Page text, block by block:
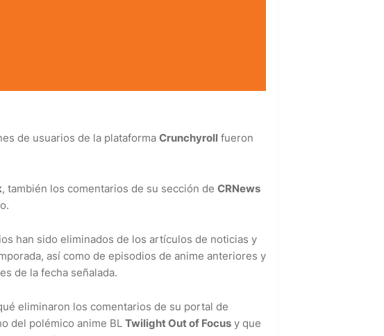
de usuarios de la plataforma Crunchyroll fueron
, también los comentarios de su sección de CRNews
han sido eliminados de los artículos de noticias y
así como de episodios de anime anteriores y
de la fecha señalada.
eliminaron los comentarios de su portal de
del polémico anime BL Twilight Out of Focus y que